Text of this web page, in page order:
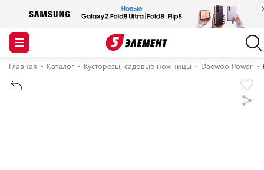
Главная Каталог Кусторезы, садовые ножницы Daewoo Power